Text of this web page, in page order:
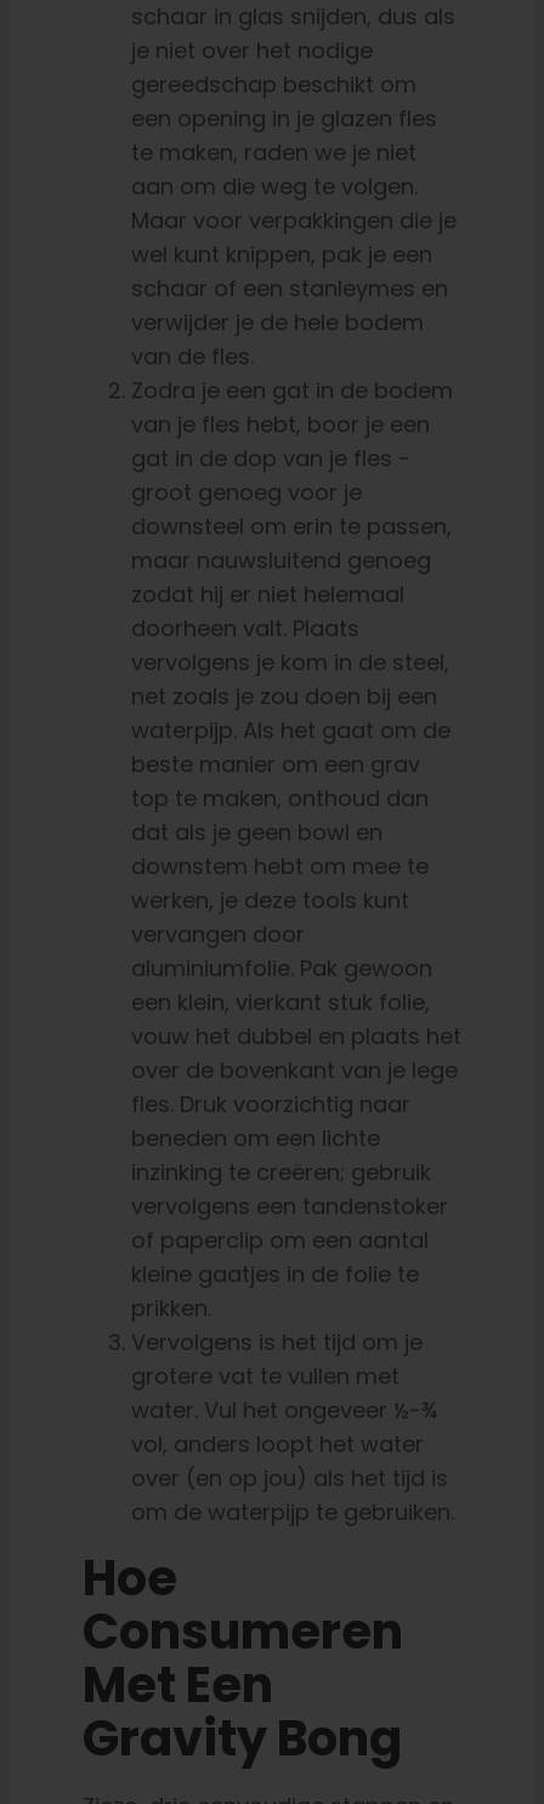
schaar in glas snijden, dus als
je niet over het nodige
gereedschap beschikt om
een opening in je glazen fles
te maken, raden we je niet
aan om die weg te volgen.
Maar voor verpakkingen die je
wel kunt knippen, pak je een
schaar of een stanleymes en
verwijder je de hele bodem
van de fles.
Zodra je een gat in de bodem
van je fles hebt, boor je een
gat in de dop van je fles -
groot genoeg voor je
downsteel om erin te passen,
maar nauwsluitend genoeg
zodat hij er niet helemaal
doorheen valt. Plaats
vervolgens je kom in de steel,
net zoals je zou doen bij een
waterpijp. Als het gaat om de
beste manier om een grav
top te maken, onthoud dan
dat als je geen bowl en
downstem hebt om mee te
werken, je deze tools kunt
vervangen door
aluminiumfolie. Pak gewoon
een klein, vierkant stuk folie,
vouw het dubbel en plaats het
over de bovenkant van je lege
fles. Druk voorzichtig naar
beneden om een lichte
inzinking te creëren; gebruik
vervolgens een tandenstoker
of paperclip om een aantal
kleine gaatjes in de folie te
prikken.
Vervolgens is het tijd om je
grotere vat te vullen met
water. Vul het ongeveer ½-¾
vol, anders loopt het water
over (en op jou) als het tijd is
om de waterpijp te gebruiken.
Hoe
Consumeren
Met Een
Gravity Bong